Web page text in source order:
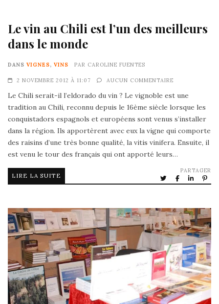
Le vin au Chili est l’un des meilleurs
dans le monde
DANS VIGNES, VINS PAR CAROLINE FUENTES
2 NOVEMBRE 2012 À 11:07 AUCUN COMMENTAIRE
Le Chili serait-il l’eldorado du vin ? Le vignoble est une
tradition au Chili, reconnu depuis le 16ème siècle lorsque les
conquistadors espagnols et européens sont venus s’installer
dans la région. Ils apportèrent avec eux la vigne qui comporte
des raisins d’une très bonne qualité, la vitis vinifera. Ensuite, il
est venu le tour des français qui ont apporté leurs…
LIRE LA SUITE
PARTAGER